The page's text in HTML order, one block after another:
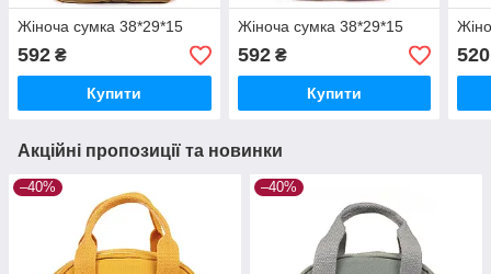
Жіноча сумка 38*29*15
592 ₴
Купити
Жіноча сумка 38*29*15
592₴
Купити
520
Акційні пропозиції та новинки
–40% –40%